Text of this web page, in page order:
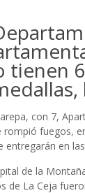
tienen
con 7,
fuegos,
entregarán en
de la
de La Ceja